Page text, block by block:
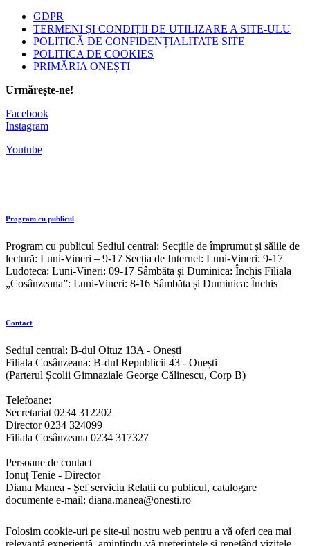
GDPR
TERMENI ȘI CONDIȚII DE UTILIZARE A SITE-ULU
POLITICĂ DE CONFIDENȚIALITATE SITE
POLITICA DE COOKIES
PRIMĂRIA ONEȘTI
Urmărește-ne!
Facebook
Instagram
Youtube
Program cu publicul
Program cu publicul Sediul central: Secțiile de împrumut și sălile de
lectură: Luni-Vineri – 9-17 Secția de Internet: Luni-Vineri: 9-17
Ludoteca: Luni-Vineri: 09-17 Sâmbăta și Duminica: Închis Filiala
„Cosânzeana”: Luni-Vineri: 8-16 Sâmbăta și Duminica: Închis
Contact
Sediul central: B-dul Oituz 13A - Onești
Filiala Cosânzeana: B-dul Republicii 43 - Onești
(Parterul Școlii Gimnaziale George Călinescu, Corp B)
Telefoane:
Secretariat 0234 312202
Director 0234 324099
Filiala Cosânzeana 0234 317327
Persoane de contact
Ionuț Tenie - Director
Diana Manea - Șef serviciu Relatii cu publicul, catalogare
documente e-mail: diana.manea@onesti.ro
Folosim cookie-uri pe site-ul nostru web pentru a vă oferi cea mai